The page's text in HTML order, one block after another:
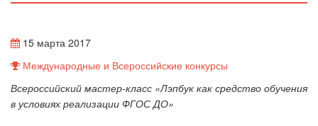
15 марта 2017
Международные и Всероссийские конкурсы
Всероссийский мастер-класс «Лэпбук как средство обучения
в условиях реализации ФГОС ДО»